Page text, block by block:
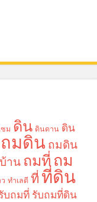
ม ดิน ดินดาน ดิน
ถมดิน ถมดิน
าน ถมที่ถม
ทำเลดี ที่ ที่ดิน
บถมที่ รับถมที่ดิน